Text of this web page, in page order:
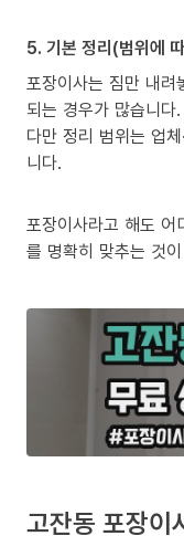
5. 기본 정리(범위에
포장이사는 짐만 내
되는 경우가 많습니다.
다만 정리 범위는 업
니다.
포장이사라고 해도 어
를 명확히 맞추는 것
고잔동 포장이